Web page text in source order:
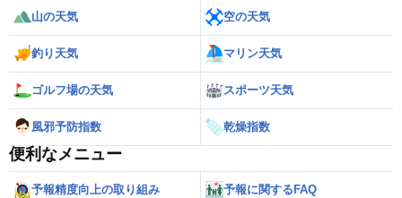
山の天気 空の天気
釣り天気 マリン天気
ゴルフ場の天気 スポーツ天気
風邪予防指数 乾燥指数
便利なメニュー
予報精度向上の取り組み 予報に関するFAQ